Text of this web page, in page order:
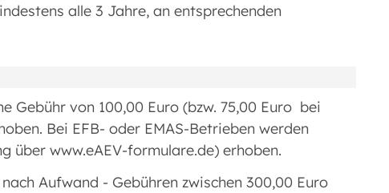
alle 3 Jahre, an entsprechenden
Gebühr von 100,00 Euro (bzw. 75,00 Euro bei
Bei EFB- oder EMAS-Betrieben werden
über www.eAEV-formulare.de) erhoben.
Aufwand - Gebühren zwischen 300,00 Euro